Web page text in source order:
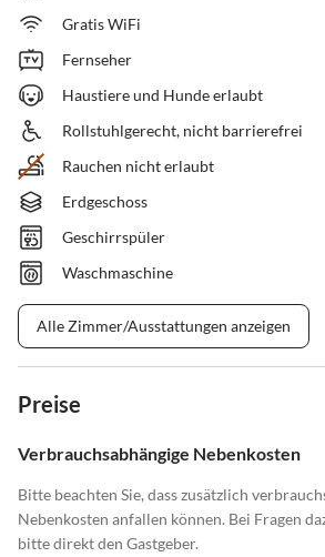
Gratis WiFi
Fernseher
Haustiere und Hunde erlaubt
Rollstuhlgerecht, nicht barrierefrei
Rauchen nicht erlaubt
Erdgeschoss
Geschirrspüler
Waschmaschine
Alle Zimmer/Ausstattungen anzeigen
Preise
Verbrauchsabhängige Nebenkosten
Bitte beachten Sie, dass zusätzlich
Nebenkosten anfallen können. Bei Fragen
bitte direkt den Gastgeber.